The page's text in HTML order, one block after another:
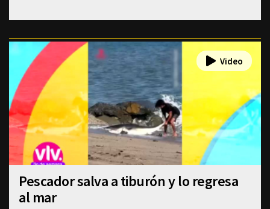
Pescador salva a tiburón y lo regresa
al mar